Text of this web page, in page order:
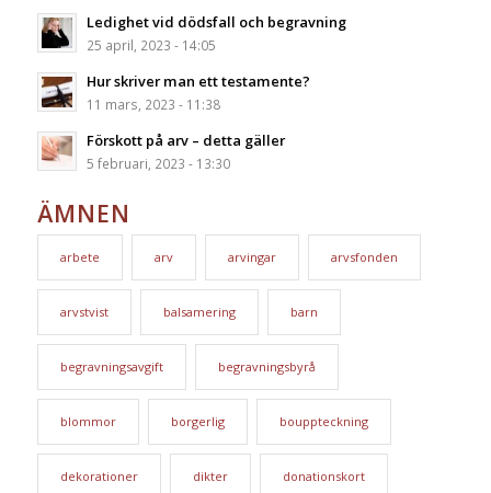
Ledighet vid dödsfall och begravning
25 april, 2023 - 14:05
Hur skriver man ett testamente?
11 mars, 2023 - 11:38
Förskott på arv – detta gäller
5 februari, 2023 - 13:30
ÄMNEN
arbete arv arvingar arvsfonden
arvstvist balsamering barn
begravningsavgift begravningsbyrå
blommor borgerlig bouppteckning
dekorationer dikter donationskort